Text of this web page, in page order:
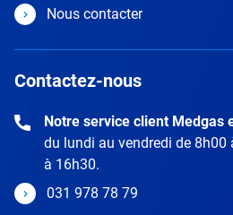
Nous contacter
Contactez-nous
Notre service client Medgas
du lundi au vendredi de 8h00
à 16h30.
031 978 78 79